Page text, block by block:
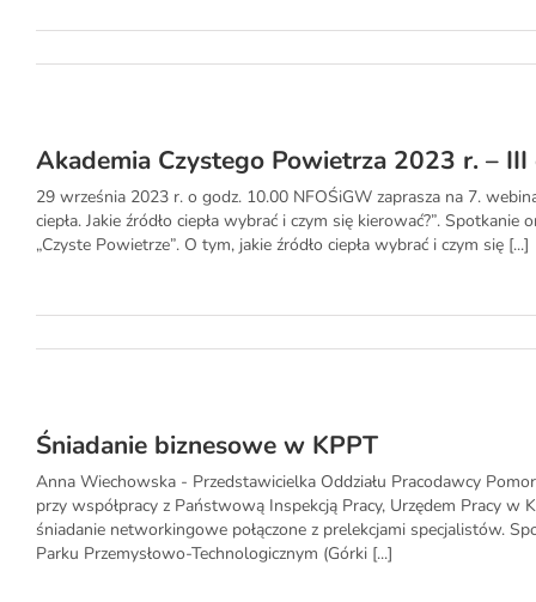
Akademia Czystego Powietrza 2023 r. – III
29 września 2023 r. o godz. 10.00 NFOŚiGW zaprasza na 7.
ciepła. Jakie źródło ciepła wybrać i czym się kierować?”.
„Czyste Powietrze”. O tym, jakie źródło ciepła wybrać i czym się [...]
Śniadanie biznesowe w KPPT
Anna Wiechowska - Przedstawicielka Oddziału Pracodawcy
przy współpracy z Państwową Inspekcją Pracy, Urzędem Pracy w
śniadanie networkingowe połączone z prelekcjami specjalistów.
Parku Przemysłowo-Technologicznym (Górki [...]